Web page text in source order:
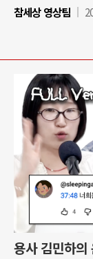
참세상 영상팀
용사 김민하의